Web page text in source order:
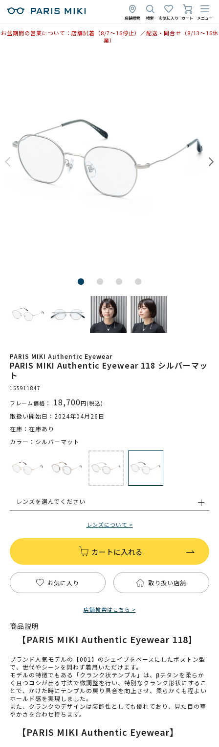
店舗検索 検索 お気に入り カート メニュー
お盆期間の営業について：店舗試着（8/7〜16停止）／配送・問合せ（8/13〜16休
業）
PARIS MIKI Authentic Eyewear
PARIS MIKI Authentic Eyewear 118 シルバーマッ
ト
155911847
フレーム価格： 18,700円(税込)
取扱い開始日：2024年04月26日
在庫：在庫あり
カラー：シルバーマット
レンズを選んでください
レンズについて >
カートに入れる
お気に入り 取り扱い店舗
店舗検索はこちら >
商品説明
【PARIS MIKI Authentic Eyewear 118】
ブランド人気モデルの【001】のシェイプをベースにしたボストン型
で、世代やシーンを問わず着用いただけます。
モデルの特徴でもある「クランク状テンプル」は、βチタンを柔らか
く且つコシが出る寸法で微調整を行い、特別なクランク形状にするこ
とで、かけた時にテンプルの戻り具合を向上させ、柔らかくも程よい
ホールド感を実現しました。
また、クランクのデザインは装飾性としても優れており、見た目の華
やかさを合わせ持ちます。
【PARIS MIKI Authentic Eyewear】